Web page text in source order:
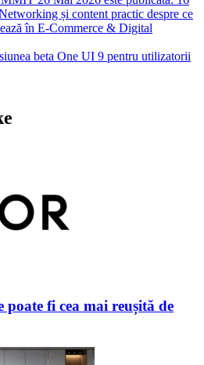
și content practic despre ce
în E-Commerce & Digital
beta One UI 9 pentru utilizatorii
fi cea mai reușită de